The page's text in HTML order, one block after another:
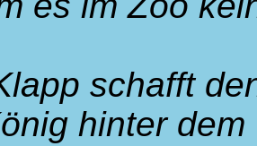
schafft
hinter